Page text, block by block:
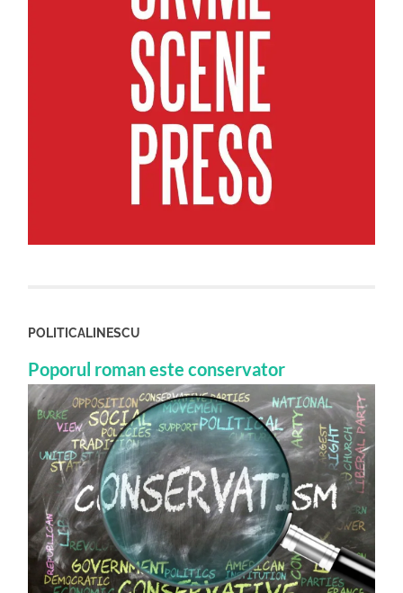
POLITICALINESCU
Poporul roman este conservator